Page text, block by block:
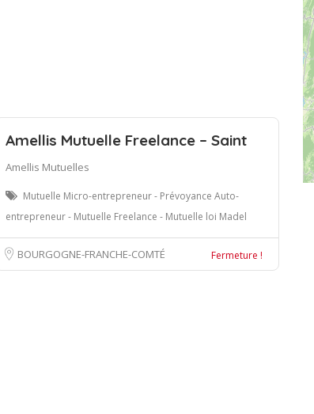
Amellis Mutuelle Freelance – Saint
Amellis Mutuelles
Mutuelle Micro-entrepreneur - Prévoyance Auto-
entrepreneur - Mutuelle Freelance - Mutuelle loi Madel
BOURGOGNE-FRANCHE-COMTÉ Fermeture !